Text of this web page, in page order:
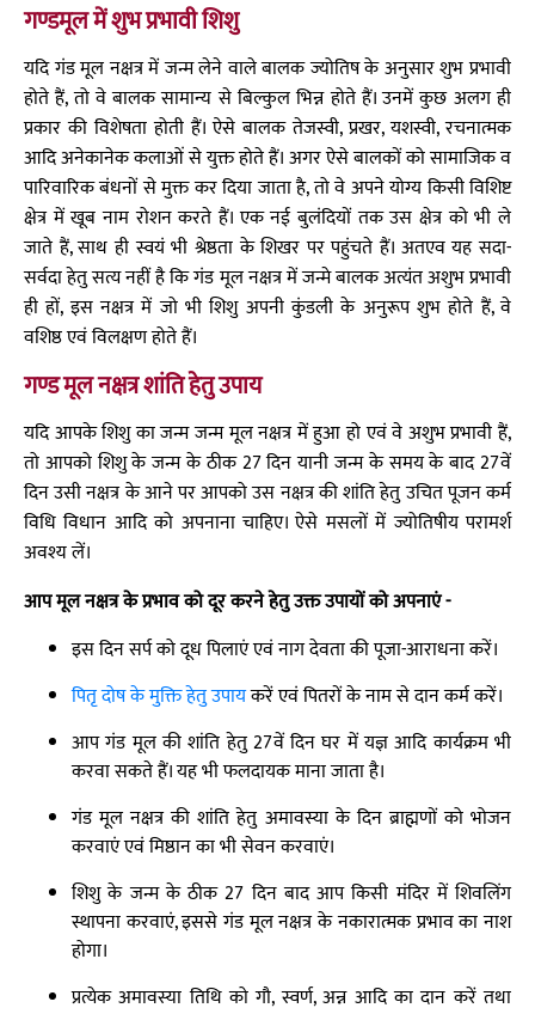
गण्डमूल में शुभ प्रभावी शिशु
यदि गंड मूल नक्षत्र में जन्म लेने वाले बालक ज्योतिष के अनुसार शुभ प्रभावी
होते हैं, तो वे बालक सामान्य से बिल्कुल भिन्न होते हैं। उनमें कुछ अलग ही
प्रकार की विशेषता होती हैं। ऐसे बालक तेजस्वी, प्रखर, यशस्वी, रचनात्मक
आदि अनेकानेक कलाओं से युक्त होते हैं। अगर ऐसे बालकों को सामाजिक व
पारिवारिक बंधनों से मुक्त कर दिया जाता है, तो वे अपने योग्य किसी विशिष्ट
क्षेत्र में खूब नाम रोशन करते हैं। एक नई बुलंदियों तक उस क्षेत्र को भी ले
जाते हैं, साथ ही स्वयं भी श्रेष्ठता के शिखर पर पहुंचते हैं। अतएव यह सदा-
सर्वदा हेतु सत्य नहीं है कि गंड मूल नक्षत्र में जन्मे बालक अत्यंत अशुभ प्रभावी
ही हों, इस नक्षत्र में जो भी शिशु अपनी कुंडली के अनुरूप शुभ होते हैं, वे
वशिष्ठ एवं विलक्षण होते हैं।
गण्ड मूल नक्षत्र शांति हेतु उपाय
यदि आपके शिशु का जन्म जन्म मूल नक्षत्र में हुआ हो एवं वे अशुभ प्रभावी हैं,
तो आपको शिशु के जन्म के ठीक 27 दिन यानी जन्म के समय के बाद 27वें
दिन उसी नक्षत्र के आने पर आपको उस नक्षत्र की शांति हेतु उचित पूजन कर्म
विधि विधान आदि को अपनाना चाहिए। ऐसे मसलों में ज्योतिषीय परामर्श
अवश्य लें।
आप मूल नक्षत्र के प्रभाव को दूर करने हेतु उक्त उपायों को अपनाएं -
इस दिन सर्प को दूध पिलाएं एवं नाग देवता की पूजा-आराधना करें।
पितृ दोष के मुक्ति हेतु उपायकरें एवं पितरों के नाम से दान कर्म करें।
आप गंड मूल की शांति हेतु 27वें दिन घर में यज्ञ आदि कार्यक्रम भी
करवा सकते हैं। यह भी फलदायक माना जाता है।
गंड मूल नक्षत्र की शांति हेतु अमावस्या के दिन ब्राह्मणों को भोजन
करवाएं एवं मिष्ठान का भी सेवन करवाएं।
शिशु के जन्म के ठीक 27 दिन बाद आप किसी मंदिर में शिवलिंग
स्थापना करवाएं, इससे गंड मूल नक्षत्र के नकारात्मक प्रभाव का नाश
होगा।
प्रत्येक अमावस्या तिथि को गौ, स्वर्ण, अन्न आदि का दान करें तथा